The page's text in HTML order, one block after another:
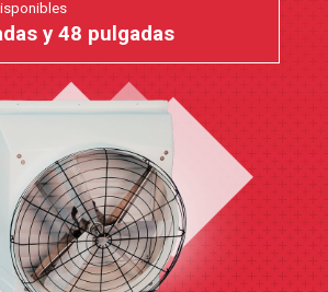
y 48 pulgadas